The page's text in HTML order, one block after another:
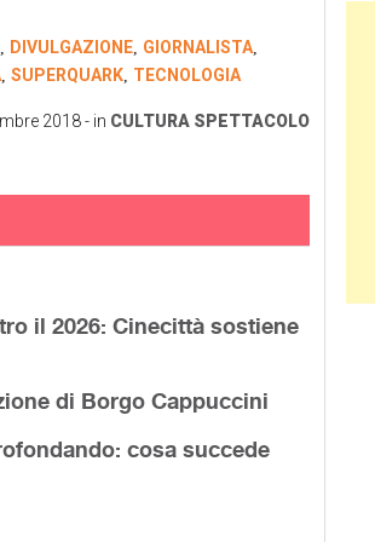
DIVULGAZIONE, GIORNALISTA,
, SUPERQUARK, TECNOLOGIA
2018- in CULTURA SPETTACOLO
il 2026: Cinecittà sostiene
di Borgo Cappuccini
cosa succede